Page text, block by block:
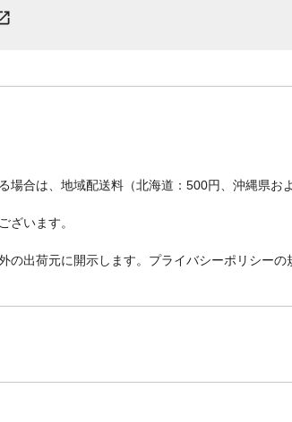
合は、地域配送料（北海道：500円、沖縄県
ざいます。
出荷元に開示します。プライバシーポリシーの